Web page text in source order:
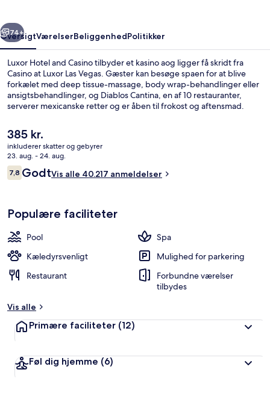
Næste
74+
OversigtVærelserBeliggenhedPolitikker
Luxor Hotel and Casino tilbyder et kasino aog ligger få skridt fra
Casino at Luxor Las Vegas. Gæster kan besøge spaen for at blive
forkælet med deep tissue-massage, body wrap-behandlinger eller
ansigtsbehandlinger, og Diablos Cantina, en af 10 restauranter,
serverer mexicanske retter og er åben til frokost og aftensmad.
et døgnåbent fitnesscenter. Rejsende er vilde med stedets
behagelige senge og hjælpsomme personale.
Den
nuværende
pris
er
385 kr.
385 kr.
inkluderer skatter og gebyrer
23. aug. - 24. aug.
Anmeldelser
7,87,8 ud af 10.
GodtVis alle 40.217 anmeldelser
Populære faciliteter
Pool
Spa
Kæledyrsvenligt
Mulighed for parkering
Restaurant
Forbundne værelser
tilbydes
Vis alle
Primære faciliteter (12)
Føl dig hjemme (6)